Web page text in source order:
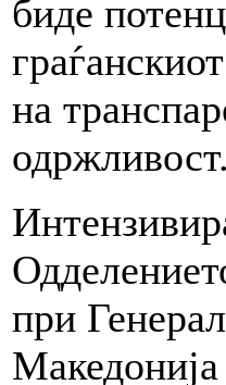
биде
на
одржливост.
при